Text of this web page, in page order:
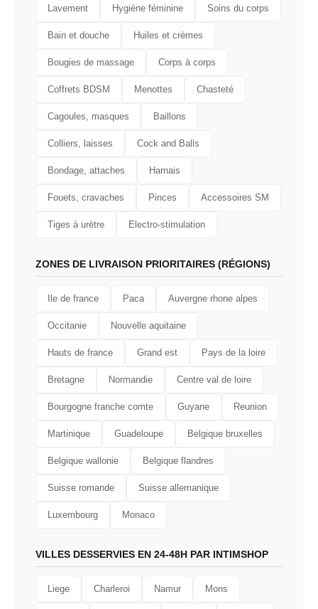
Lavement Hygiène féminine Soins du corps
Bain et douche Huiles et crèmes
Bougies de massage Corps à corps
Coffrets BDSM Menottes Chasteté
Cagoules, masques Baillons
Colliers, laisses Cock and Balls
Bondage, attaches Harnais
Fouets, cravaches Pinces Accessoires SM
Tiges à urètre Electro-stimulation
ZONES DE LIVRAISON PRIORITAIRES (RÉGIONS)
Ile de france Paca Auvergne rhone alpes
Occitanie Nouvelle aquitaine
Hauts de france Grand est Pays de la loire
Bretagne Normandie Centre val de loire
Bourgogne franche comte Guyane Reunion
Martinique Guadeloupe Belgique bruxelles
Belgique wallonie Belgique flandres
Suisse romande Suisse allemanique
Luxembourg Monaco
VILLES DESSERVIES EN 24-48H PAR INTIMSHOP
Liege Charleroi Namur Mons